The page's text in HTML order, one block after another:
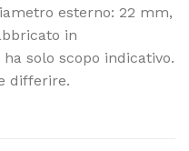
esterno: 22 mm,
in
solo scopo indicativo.
differire.